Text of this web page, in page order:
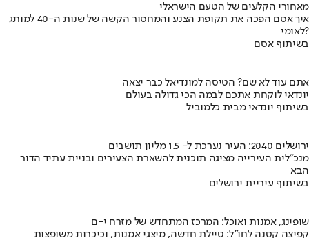
מאחורי הקלעים של הטעם הישראלי
איך אסם הפכה את תקופת הצנע והמחסור הקשה של שנות ה-40 למותג
לאומי?
בשיתוף אסם
אתם עוד לא שם? הטיסה למונדיאל כבר יצאה
יונדאי לוקחת אתכם לבמה הכי גדולה בעולם
בשיתוף יונדאי מבית כלמוביל
ירושלים 2040: העיר נערכת ל- 1.5 מליון תושבים
מנכ"לית העירייה מציגה תוכנית להשארת הצעירים ובניית עתיד הדור
הבא
בשיתוף עיריית ירושלים
שופינג, אמנות ואוכל: המרכז המתחדש של מזרח י-ם
קפיצה קטנה לחו"ל: טיילת חדשה, מיצגי אמנות, וכיכרות משופצות